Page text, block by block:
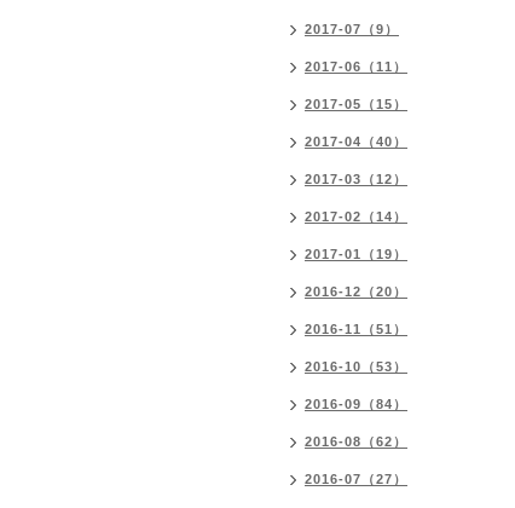
2017-07（9）
2017-06（11）
2017-05（15）
2017-04（40）
2017-03（12）
2017-02（14）
2017-01（19）
2016-12（20）
2016-11（51）
2016-10（53）
2016-09（84）
2016-08（62）
2016-07（27）